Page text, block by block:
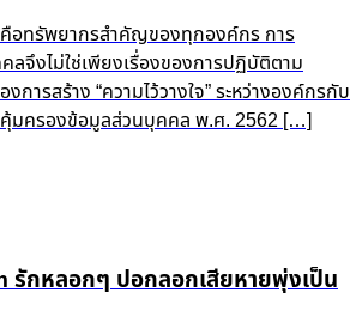
อทรัพยากรสำคัญของทุกองค์กร การ
จึงไม่ใช่เพียงเรื่องของการปฏิบัติตาม
การสร้าง “ความไว้วางใจ” ระหว่างองค์กรกับ
มครองข้อมูลส่วนบุคคล พ.ศ. 2562 […]
รักหลอกๆ ปอกลอกเสียหายพุ่งเป็น